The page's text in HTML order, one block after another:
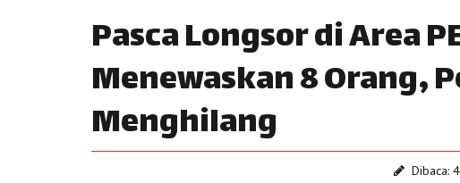
Pasca Longsor di Area
Menewaskan 8 Orang,
Menghilang
Dibaca: